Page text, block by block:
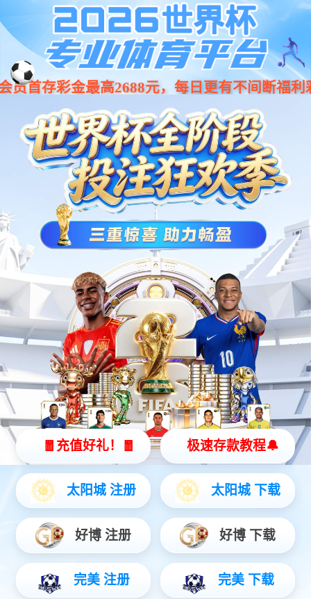
导航
333体育酒山河如意
关注公众号，即时下单
产品介绍
产品参数